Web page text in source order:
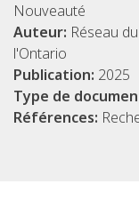
Nouveauté
Auteur: Réseau
l'Ontario
Publication: 2025
Type de
Références: